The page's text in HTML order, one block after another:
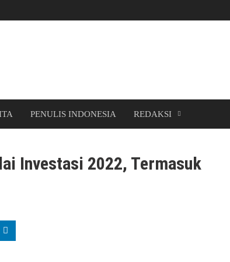
PENULIS INDONESIA REDAKSI
Investasi 2022, Termasuk